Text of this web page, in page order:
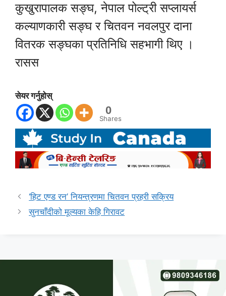
कुखुरापालक सङ्घ, नेपाल पोल्ट्री सप्लायर्स
कल्याणकारी सङ्घ र चितवन नवलपुर दाना
वितरक सङ्घका प्रतिनिधि सहभागी थिए ।
रासस
सेयर गर्नुहोस्
0
Shares
‘हिट एण्ड रन’ नियन्त्रणमा चितवन प्रहरी सक्रिय
सुनचाँदीको मूल्यका केहि गिरावट